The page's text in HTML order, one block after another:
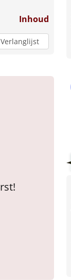
Inhoud
Verlanglijst